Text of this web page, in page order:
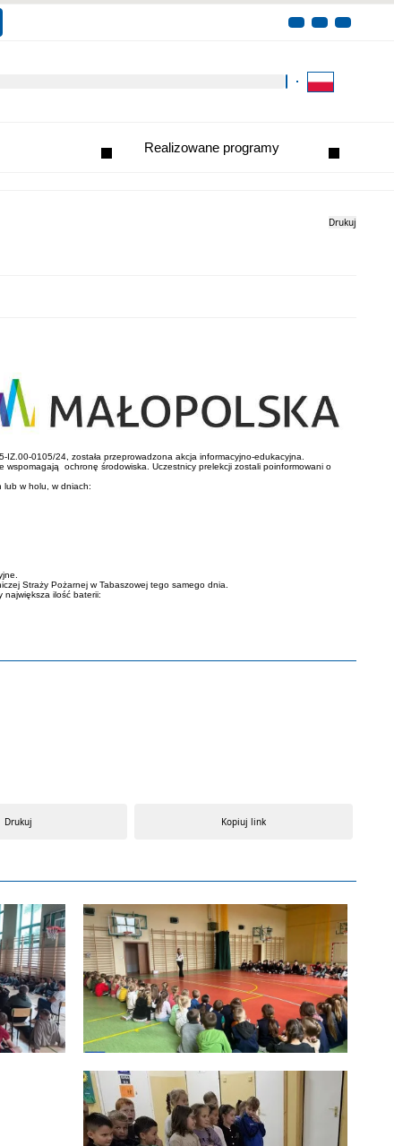
Kliknij aby wyszukać za
Realizowane programy
Drukuj
0105/24, została przeprowadzona akcja informacyjno-edukacyjna.
wspomagają ochronę środowiska. Uczestnicy prelekcji zostali poinformowani o
lub w holu, w dniach:
Straży Pożarnej w Tabaszowej tego samego dnia.
największa ilość baterii:
Drukuj Kopiuj link